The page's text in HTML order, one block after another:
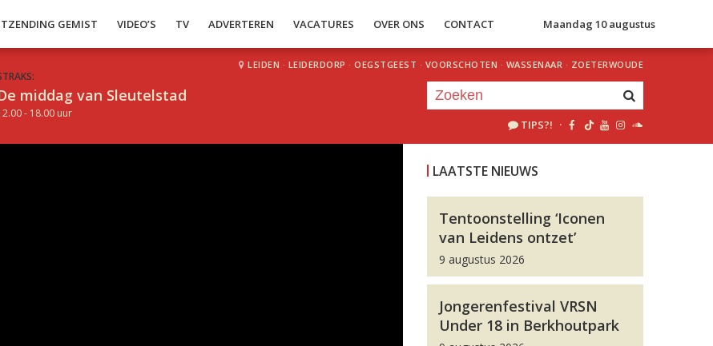
GEMIST VIDEO’S TV ADVERTEREN VACATURES OVER ONS CONTACT Maandag 10 augustus
middag van Sleutelstad
- 18.00 uur
LEIDEN · LEIDERDORP · OEGSTGEEST · VOORSCHOTEN · WASSENAAR · ZOETERWOUDE
TIPS?! ·
LAATSTE NIEUWS
Tentoonstelling ‘Iconen
van Leidens ontzet’
9 augustus 2026
Jongerenfestival VRSN
Under 18 in Berkhoutpark